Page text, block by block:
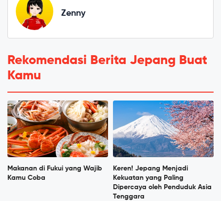
Zenny
Rekomendasi Berita Jepang Buat
Kamu
Makanan di Fukui yang Wajib
Kamu Coba
Keren! Jepang Menjadi
Kekuatan yang Paling
Dipercaya oleh Penduduk Asia
Tenggara